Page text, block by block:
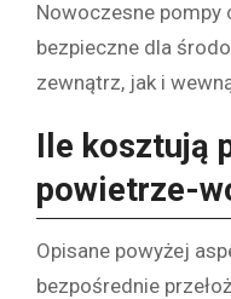
Nowoczesne pompy
bezpieczne dla
zewnątrz, jak i
Ile kosztują
powietrze-
Opisane powyżej
bezpośrednie